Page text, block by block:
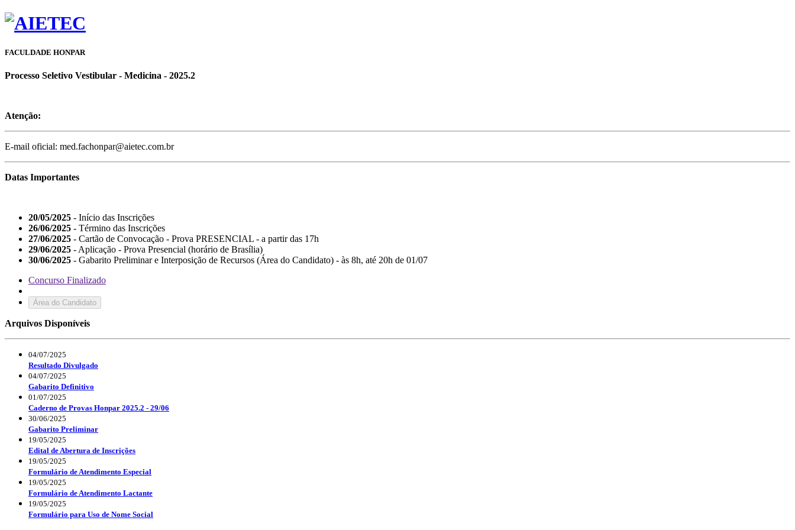
FACULDADE HONPAR
Processo Seletivo Vestibular - Medicina - 2025.2
Atenção:
E-mail oficial: med.fachonpar@aietec.com.br
Datas Importantes
20/05/2025 - Início das Inscrições
26/06/2025 - Término das Inscrições
27/06/2025 - Cartão de Convocação - Prova PRESENCIAL - a partir das 17h
29/06/2025 - Aplicação - Prova Presencial (horário de Brasília)
30/06/2025 - Gabarito Preliminar e Interposição de Recursos (Área do Candidato) - às 8h, até 20h de 01/07
Concurso Finalizado
Área do Candidato
Arquivos Disponíveis
04/07/2025
Resultado Divulgado
04/07/2025
Gabarito Definitivo
01/07/2025
Caderno de Provas Honpar 2025.2 - 29/06
30/06/2025
Gabarito Preliminar
19/05/2025
Edital de Abertura de Inscrições
19/05/2025
Formulário de Atendimento Especial
19/05/2025
Formulário de Atendimento Lactante
19/05/2025
Formulário para Uso de Nome Social